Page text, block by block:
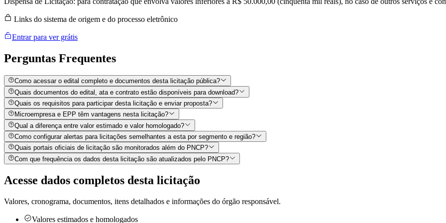
Links do sistema de origem e do processo eletrônico
Entrar para ver grátis
Perguntas Frequentes
Como acessar o edital completo e documentos desta licitação pública?
Quais documentos do edital, ata e contrato estão disponíveis para download?
Quais os requisitos para participar desta licitação e enviar proposta?
Microempresa e EPP têm vantagens nesta licitação?
Qual a diferença entre valor estimado e valor homologado?
Como configurar alertas para licitações semelhantes a esta por segmento e região?
Quais portais oficiais de licitação são monitorados além do PNCP?
Com que frequência os dados desta licitação são atualizados pelo PNCP?
Acesse dados completos desta licitação
Valores, cronograma, documentos, itens detalhados e informações do órgão responsável.
Valores estimados e homologados